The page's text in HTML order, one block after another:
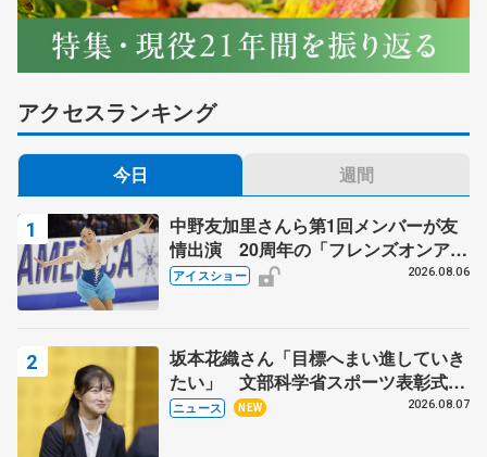
アクセスランキング
今日 週間
中野友加里さんら第1回メンバーが友
情出演 20周年の「フレンズオンアイ
ス」 宮本賢二さん、有川梨絵さん、
アイスショー 2026.08.06
坂本花織さん「目標へまい進していき
たい」 文部科学省スポーツ表彰式で
代表謝辞
ニュース NEW 2026.08.07